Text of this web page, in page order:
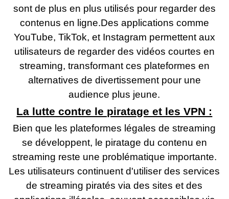
sont de plus en plus utilisés pour regarder des
contenus en ligne.Des applications comme
YouTube, TikTok, et Instagram permettent aux
utilisateurs de regarder des vidéos courtes en
streaming, transformant ces plateformes en
alternatives de divertissement pour une
audience plus jeune.
La lutte contre le piratage et les VPN :
Bien que les plateformes légales de streaming
se développent, le piratage du contenu en
streaming reste une problématique importante.
Les utilisateurs continuent d'utiliser des services
de streaming piratés via des sites et des